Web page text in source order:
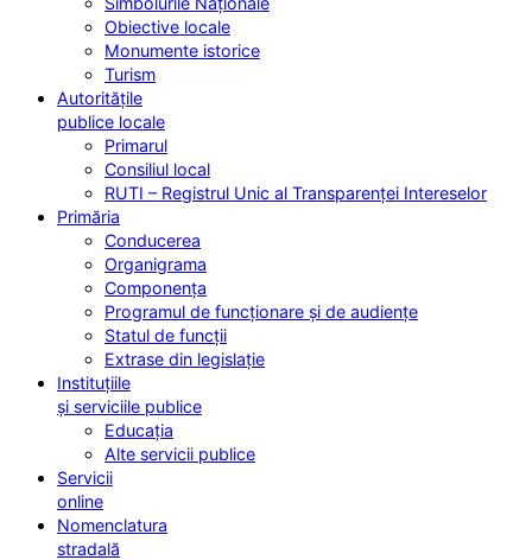
Obiective locale
Monumente istorice
Turism
Autoritățile
publice locale
Primarul
Consiliul local
RUTI – Registrul Unic al Transparenței Intereselor
Primăria
Conducerea
Organigrama
Componența
Programul de funcționare și de audiențe
Statul de funcții
Extrase din legislație
Instituțiile
și serviciile publice
Educația
Alte servicii publice
Servicii
online
Nomenclatura
stradală